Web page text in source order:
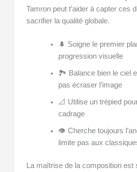
Tamron peut t’aider à capter ces
sacrifier la qualité globale.
🌲 Soigne le premier
progression visuelle
🏞️ Balance bien le ciel
pas écraser l’image
📐 Utilise un trépied
cadrage
👁️ Cherche toujours
limite pas aux
La maîtrise de la composition